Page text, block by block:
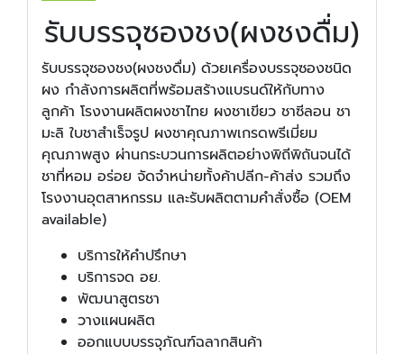
รับบรรจุซองชง(ผงชงดื่ม)
รับบรรจุซองชง(ผงชงดื่ม) ด้วยเครื่องบรรจุซองชนิด
ผง กำลังการผลิตที่พร้อมสร้างแบรนด์ให้กับทาง
ลูกค้า โรงงานผลิตผงชาไทย ผงชาเขียว ชาซีลอน ชา
มะลิ ใบชาสำเร็จรูป ผงชาคุณภาพเกรดพรีเมี่ยม
คุณภาพสูง ผ่านกระบวนการผลิตอย่างพิถีพิถันจนได้
ชาที่หอม อร่อย จัดจำหน่ายทั้งค้าปลีก-ค้าส่ง รวมถึง
โรงงานอุตสาหกรรม และรับผลิตตามคำสั่งซื้อ (OEM
available)
บริการให้คำปรึกษา
บริการจด อย.
พัฒนาสูตรชา
วางแผนผลิต
ออกแบบบรรจุภัณฑ์ฉลากสินค้า